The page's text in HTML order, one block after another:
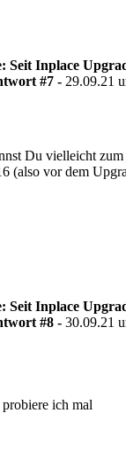
Seit Inplace
#7 - 29.09.21
Du vielleicht zum
(also vor dem
Seit Inplace
#8 - 30.09.21
ich mal